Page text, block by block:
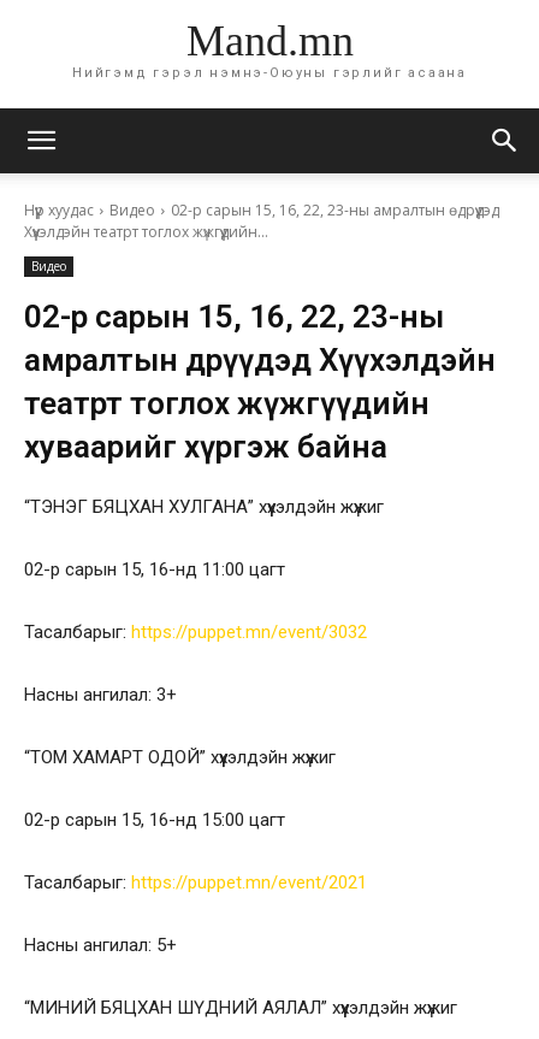
Mand.mn
Нийгэмд гэрэл нэмнэ-Оюуны гэрлийг асаана
Нүүр хуудас Видео
02-р сарын 15, 16, 22, 23-ны амралтын өдрүүдэд
Хүүхэлдэйн театрт тоглох жүжгүүдийн...
Видео
02-р сарын 15, 16, 22, 23-ны
амралтын өдрүүдэд Хүүхэлдэйн
театрт тоглох жүжгүүдийн
хуваарийг хүргэж байна
“ТЭНЭГ БЯЦХАН ХУЛГАНА” хүүхэлдэйн жүжиг
02-р сарын 15, 16-нд 11:00 цагт
Тасалбарыг: https://puppet.mn/event/3032
Насны ангилал: 3+
“ТОМ ХАМАРТ ОДОЙ” хүүхэлдэйн жүжиг
02-р сарын 15, 16-нд 15:00 цагт
Тасалбарыг: https://puppet.mn/event/2021
Насны ангилал: 5+
“МИНИЙ БЯЦХАН ШҮДНИЙ АЯЛАЛ” хүүхэлдэйн жүжиг